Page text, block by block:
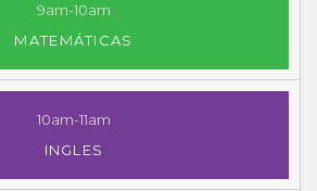
9am-10am
MATEMÁTICAS
10am-11am
INGLES